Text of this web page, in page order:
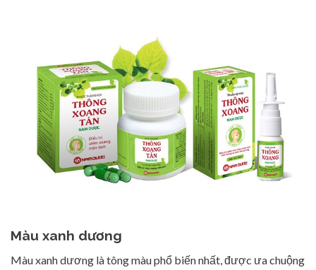
Màu xanh dương
Màu xanh dương là tông màu phổ biến nhất, được ưa chuộng